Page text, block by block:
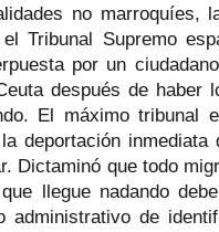
no marroquíes,
Tribunal Supremo
por un
después de haber
El máximo tribunal
deportación inmediata
Dictaminó que todo
llegue nadando
administrativo de